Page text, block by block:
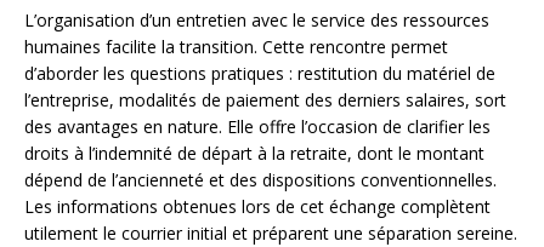
L’organisation d’un entretien avec le service des ressources
humaines facilite la transition. Cette rencontre permet
d’aborder les questions pratiques : restitution du matériel de
l’entreprise, modalités de paiement des derniers salaires, sort
des avantages en nature. Elle offre l’occasion de clarifier les
droits à l’indemnité de départ à la retraite, dont le montant
dépend de l’ancienneté et des dispositions conventionnelles.
Les informations obtenues lors de cet échange complètent
utilement le courrier initial et préparent une séparation sereine.